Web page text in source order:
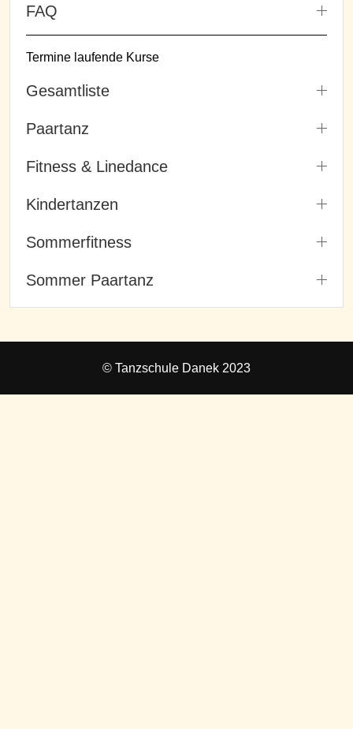
FAQ
Termine laufende Kurse
Gesamtliste
Paartanz
Fitness & Linedance
Kindertanzen
Sommerfitness
Sommer Paartanz
© Tanzschule Danek 2023